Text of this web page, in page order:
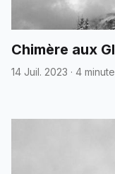
Chimère aux
14 Juil. 2023 · 4